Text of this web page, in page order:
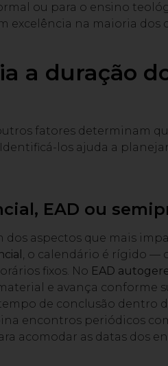
ou para o ensino
excelência na maioria dos
a duração
fatores determinam
los ajuda a
EAD ou
dos aspectos que mais
, o calendário é rígido —
fixos. No EAD
e avança conforme
de conclusão dentro
encontros periódicos
acomodar as datas dos